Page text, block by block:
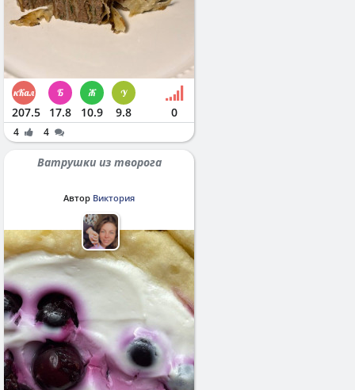
207.5 17.8 10.9 9.8 0
4 4
Ватрушки из творога
Автор Виктория